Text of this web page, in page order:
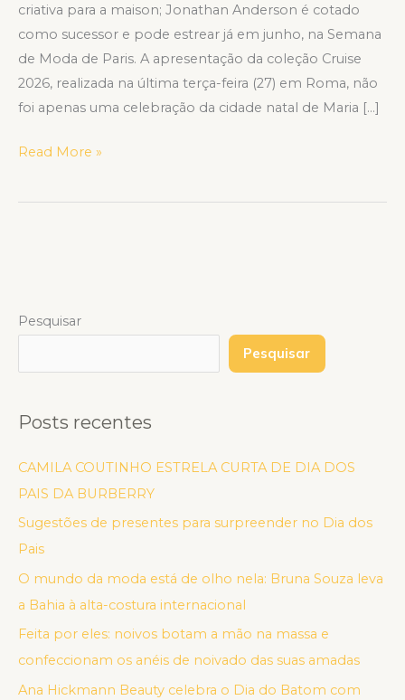
criativa para a maison; Jonathan Anderson é cotado
como sucessor e pode estrear já em junho, na Semana
de Moda de Paris. A apresentação da coleção Cruise
2026, realizada na última terça-feira (27) em Roma, não
foi apenas uma celebração da cidade natal de Maria […]
Read More »
Pesquisar
Pesquisar
Posts recentes
CAMILA COUTINHO ESTRELA CURTA DE DIA DOS
PAIS DA BURBERRY
Sugestões de presentes para surpreender no Dia dos
Pais
O mundo da moda está de olho nela: Bruna Souza leva
a Bahia à alta-costura internacional
Feita por eles: noivos botam a mão na massa e
confeccionam os anéis de noivado das suas amadas
Ana Hickmann Beauty celebra o Dia do Batom com